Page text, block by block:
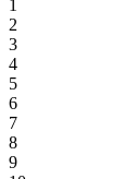
1
2
3
4
5
6
7
8
9